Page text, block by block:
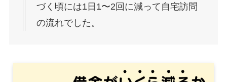
づく頃には1日1〜2回に減って自宅訪問
の流れでした。